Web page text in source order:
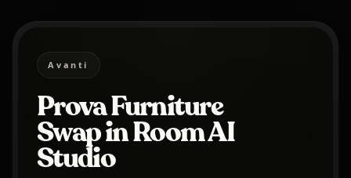
Avanti
Prova Furniture
Swap in Room AI
Studio